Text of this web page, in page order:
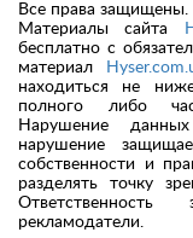
Все права защищены.
Материалы сайта
бесплатно с
материал
находиться не
полного либо
Нарушение
нарушение
собственности и
разделять точку
рекламодатели.